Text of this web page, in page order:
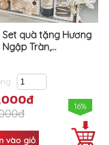
Set quà tặng Hương
Tràn,...
16%